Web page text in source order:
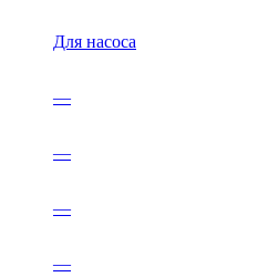
Для насоса
—
—
—
—